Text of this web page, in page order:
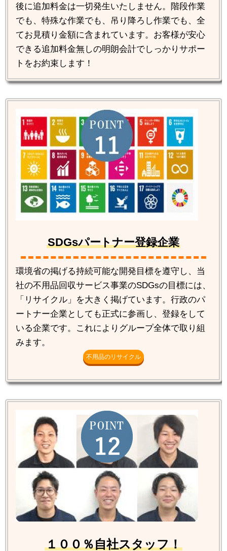
後に追加料金は一切発生いたしません。階段作業
でも、特殊な作業でも、吊り降ろし作業でも、全
てお見積り金額に含まれています。お客様が安心
できる追加料金無しの明朗会計でしっかりサポー
トをお約束します！
SDGsパートナー登録企業
環境省の掲げる持続可能な開発目標を遵守し、当
社の不用品回収サービス事業のSDGsの目標には、
「リサイクル」を大きく掲げています。行政のパ
ートナー企業としても正式に参画し、登録をして
いる企業です。これによりグループ全体で取り組
みます。
不用品のリサイクル
１００％自社スタッフ！